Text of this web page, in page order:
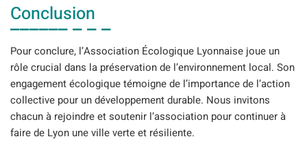
Conclusion
Pour conclure, l’Association Écologique Lyonnaise joue un
rôle crucial dans la préservation de l’environnement local. Son
engagement écologique témoigne de l’importance de l’action
collective pour un développement durable. Nous invitons
chacun à rejoindre et soutenir l’association pour continuer à
faire de Lyon une ville verte et résiliente.